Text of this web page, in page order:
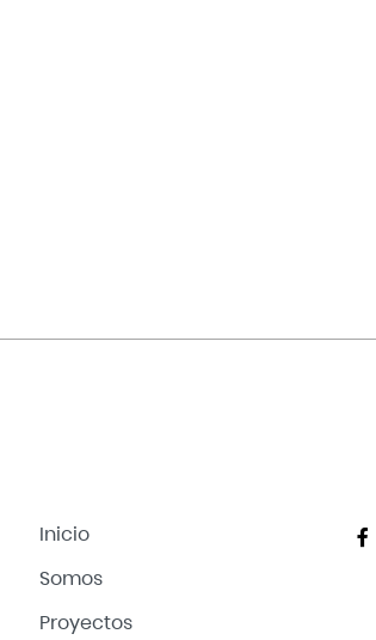
Inicio
Somos
Proyectos